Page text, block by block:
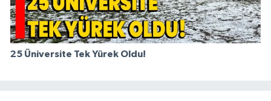
25 Üniversite Tek Yürek Oldu!